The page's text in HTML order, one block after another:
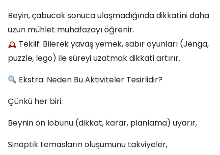
Beyin, çabucak sonuca ulaşmadığında dikkatini daha
uzun mühlet muhafazayı öğrenir.
Teklif: Bilerek yavaş yemek, sabır oyunları (Jenga,
puzzle, lego) ile süreyi uzatmak dikkati artırır.
Ekstra: Neden Bu Aktiviteler Tesirlidir?
Çünkü her biri:
Beynin ön lobunu (dikkat, karar, planlama) uyarır,
Sinaptik temasların oluşumunu takviyeler,